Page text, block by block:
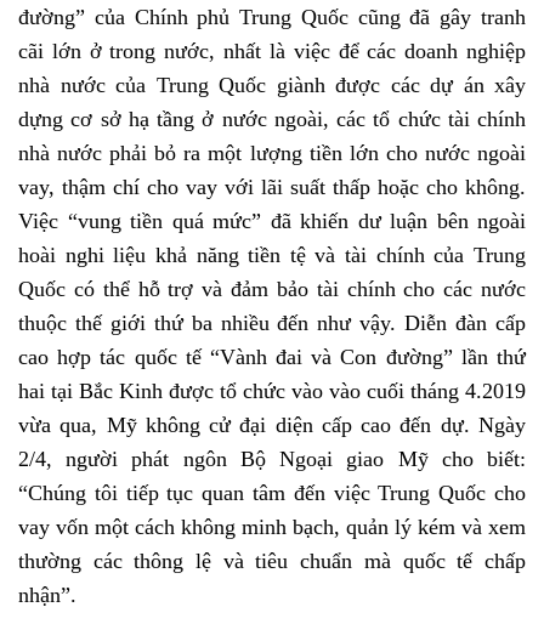
đường” của Chính phủ Trung Quốc cũng đã gây tranh
cãi lớn ở trong nước, nhất là việc để các doanh nghiệp
nhà nước của Trung Quốc giành được các dự án xây
dựng cơ sở hạ tầng ở nước ngoài, các tổ chức tài chính
nhà nước phải bỏ ra một lượng tiền lớn cho nước ngoài
vay, thậm chí cho vay với lãi suất thấp hoặc cho không.
Việc “vung tiền quá mức” đã khiến dư luận bên ngoài
hoài nghi liệu khả năng tiền tệ và tài chính của Trung
Quốc có thể hỗ trợ và đảm bảo tài chính cho các nước
thuộc thế giới thứ ba nhiều đến như vậy. Diễn đàn cấp
cao hợp tác quốc tế “Vành đai và Con đường” lần thứ
hai tại Bắc Kinh được tổ chức vào vào cuối tháng 4.2019
vừa qua, Mỹ không cử đại diện cấp cao đến dự. Ngày
2/4, người phát ngôn Bộ Ngoại giao Mỹ cho biết:
“Chúng tôi tiếp tục quan tâm đến việc Trung Quốc cho
vay vốn một cách không minh bạch, quản lý kém và xem
thường các thông lệ và tiêu chuẩn mà quốc tế chấp
nhận”.